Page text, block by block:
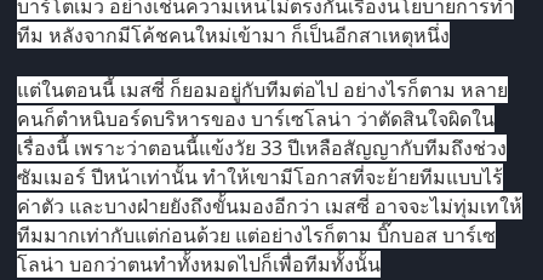
บาร์โตเมว อย่างเช่นความเห็นไม่ตรงกันเรื่องนโยบายการทำ
ทีม หลังจากมีโค้ชคนใหม่เข้ามา ก็เป็นอีกสาเหตุหนึ่ง
แต่ในตอนนี้ เมสซี่ ก็ยอมอยู่กับทีมต่อไป อย่างไรก็ตาม หลาย
คนก็ตำหนิบอร์ดบริหารของ บาร์เซโลน่า ว่าตัดสินใจผิดใน
เรื่องนี้ เพราะว่าตอนนี้แข้งวัย 33 ปีเหลือสัญญากับทีมถึงช่วง
ซัมเมอร์ ปีหน้าเท่านั้น ทำให้เขามีโอกาสที่จะย้ายทีมแบบไร้
ค่าตัว และบางฝ่ายยังถึงขั้นมองอีกว่า เมสซี่ อาจจะไม่ทุ่มเทให้
ทีมมากเท่ากับแต่ก่อนด้วย แต่อย่างไรก็ตาม บิ๊กบอส บาร์เซ
โลน่า บอกว่าตนทำทั้งหมดไปก็เพื่อทีมทั้งนั้น